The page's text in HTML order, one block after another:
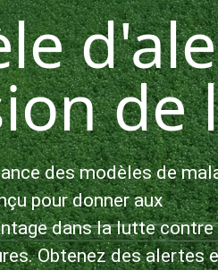
de
des modèles de
pour donner aux
dans la lutte
Obtenez des alertes